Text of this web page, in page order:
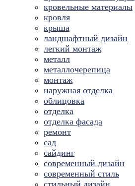
кровельные материалы
кровля
крыша
ландшафтный дизайн
легкий монтаж
металл
металлочерепица
монтаж
наружная отделка
облицовка
отделка
отделка фасада
ремонт
сад
сайдинг
современный дизайн
современный стиль
стильный дизайн